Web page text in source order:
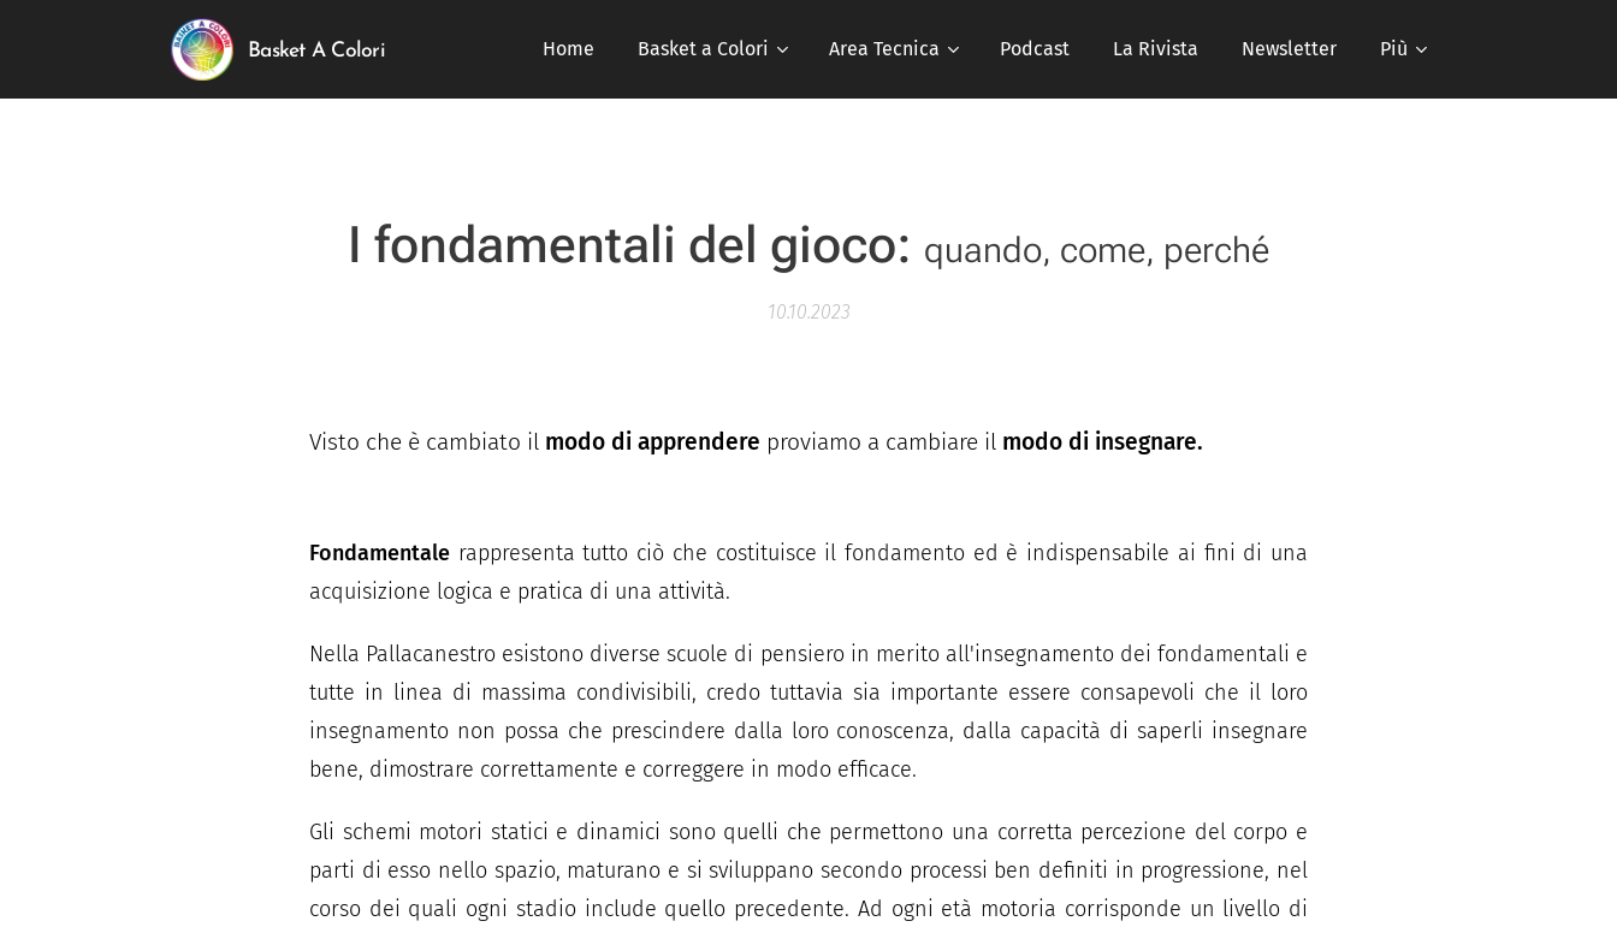
Basket A Colori Home Basket a Colori Area Tecnica Podcast La Rivista Newsletter Più
I fondamentali del gioco: quando, come, perché
10.10.2023
Visto che è cambiato il modo di apprendere proviamo a cambiare il modo di insegnare.
Fondamentale rappresenta tutto ciò che costituisce il fondamento ed è indispensabile ai fini di una
acquisizione logica e pratica di una attività.
Nella Pallacanestro esistono diverse scuole di pensiero in merito all'insegnamento dei fondamentali e
tutte in linea di massima condivisibili, credo tuttavia sia importante essere consapevoli che il loro
insegnamento non possa che prescindere dalla loro conoscenza, dalla capacità di saperli insegnare
bene, dimostrare correttamente e correggere in modo efficace.
Gli schemi motori statici e dinamici sono quelli che permettono una corretta percezione del corpo e
parti di esso nello spazio, maturano e si sviluppano secondo processi ben definiti in progressione, nel
corso dei quali ogni stadio include quello precedente. Ad ogni età motoria corrisponde un livello di